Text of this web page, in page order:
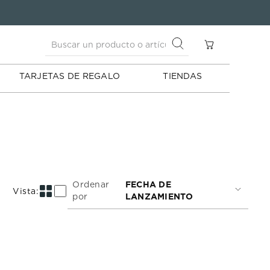
Buscar un producto o artículo
TARJETAS DE REGALO TIENDAS
Ordenar
por
FECHA DE
LANZAMIENTO